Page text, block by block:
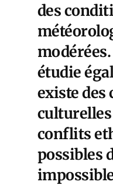
des
étudie
existe des
conflits
possibles